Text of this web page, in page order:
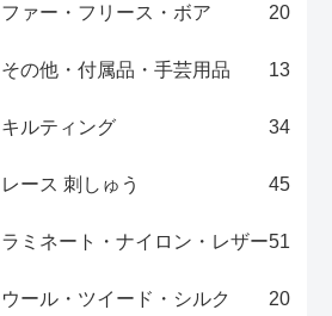
ファー・フリース・ボア 20
その他・付属品・手芸用品 13
キルティング 34
レース 刺しゅう 45
ラミネート・ナイロン・レザー51
ウール・ツイード・シルク 20